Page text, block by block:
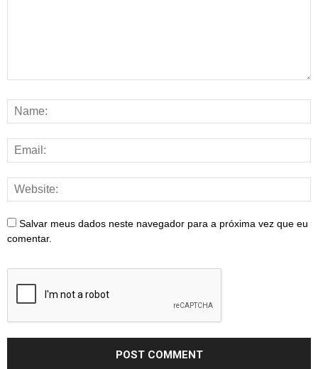
Salvar meus dados neste navegador para a próxima vez que eu
comentar.